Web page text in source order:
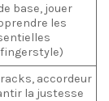
base, jouer
les
accordeur
la justesse